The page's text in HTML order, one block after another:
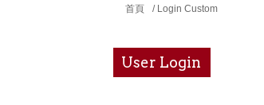
您
這
裡
首頁 / Login Custom
User Login